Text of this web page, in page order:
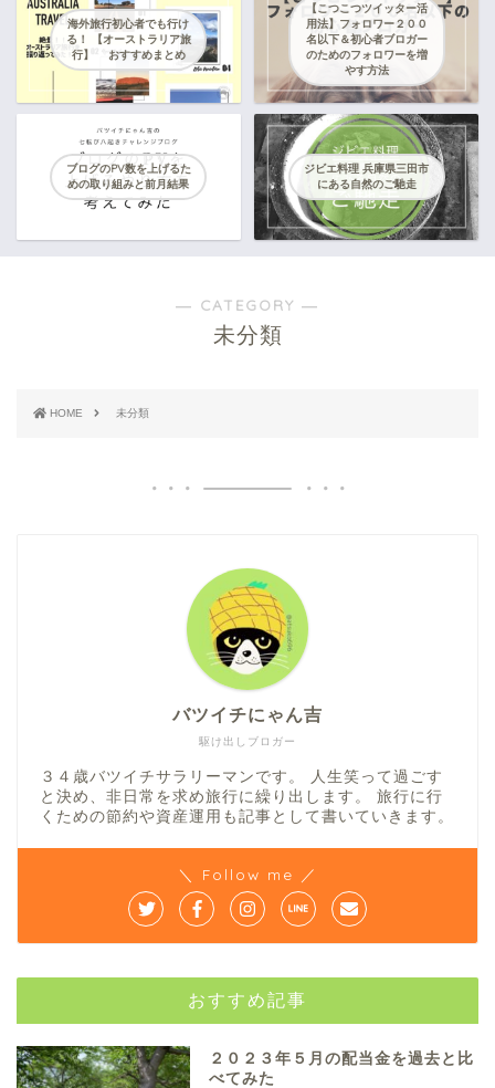
海外旅行初心者でも行け
る！ 【オーストラリア旅
行】 おすすめまとめ
【こつこつツイッター活
用法】フォロワー２００
名以下＆初心者ブロガー
のためのフォロワーを増
やす方法
ブログのPV数を上げるた
めの取り組みと前月結果
ジビエ料理 兵庫県三田市
にある自然のご馳走
― CATEGORY ―
未分類
HOME 未分類
駆け出しブロガー
バツイチにゃん吉
３４歳バツイチサラリーマンです。 人生笑って過ごす
と決め、非日常を求め旅行に繰り出します。 旅行に行
くための節約や資産運用も記事として書いていきます。
＼ Follow me ／
おすすめ記事
２０２３年５月の配当金を過去と比
べてみた